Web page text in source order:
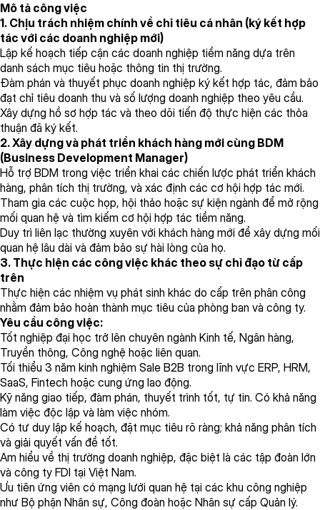
Mô tả công việc
1. Chịu trách nhiệm chính về chỉ tiêu cá nhân (ký kết hợp
tác với các doanh nghiệp mới)
Lập kế hoạch tiếp cận các doanh nghiệp tiềm năng dựa trên
danh sách mục tiêu hoặc thông tin thị trường.
Đàm phán và thuyết phục doanh nghiệp ký kết hợp tác, đảm bảo
đạt chỉ tiêu doanh thu và số lượng doanh nghiệp theo yêu cầu.
Xây dựng hồ sơ hợp tác và theo dõi tiến độ thực hiện các thỏa
thuận đã ký kết.
2. Xây dựng và phát triển khách hàng mới cùng BDM
(Business Development Manager)
Hỗ trợ BDM trong việc triển khai các chiến lược phát triển khách
hàng, phân tích thị trường, và xác định các cơ hội hợp tác mới.
Tham gia các cuộc họp, hội thảo hoặc sự kiện ngành để mở rộng
mối quan hệ và tìm kiếm cơ hội hợp tác tiềm năng.
Duy trì liên lạc thường xuyên với khách hàng mới để xây dựng mối
quan hệ lâu dài và đảm bảo sự hài lòng của họ.
3. Thực hiện các công việc khác theo sự chỉ đạo từ cấp
trên
Thực hiện các nhiệm vụ phát sinh khác do cấp trên phân công
nhằm đảm bảo hoàn thành mục tiêu của phòng ban và công ty.
Yêu cầu công việc:
Tốt nghiệp đại học trở lên chuyên ngành Kinh tế, Ngân hàng,
Truyền thông, Công nghệ hoặc liên quan.
Tối thiểu 3 năm kinh nghiệm Sale B2B trong lĩnh vực ERP, HRM,
SaaS, Fintech hoặc cung ứng lao động.
Kỹ năng giao tiếp, đàm phán, thuyết trình tốt, tự tin. Có khả năng
làm việc độc lập và làm việc nhóm.
Có tư duy lập kế hoạch, đặt mục tiêu rõ ràng; khả năng phân tích
và giải quyết vấn đề tốt.
Am hiểu về thị trường doanh nghiệp, đặc biệt là các tập đoàn lớn
và công ty FDI tại Việt Nam.
Ưu tiên ứng viên có mạng lưới quan hệ tại các khu công nghiệp
như Bộ phận Nhân sự, Công đoàn hoặc Nhân sự cấp Quản lý.